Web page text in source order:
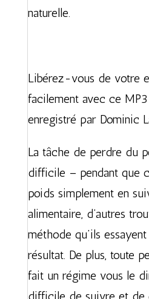
naturelle.
Libérez-vous de votre
facilement avec ce MP3
enregistré par Dominic
La tâche de perdre du
difficile – pendant que
poids simplement en
alimentaire, d’autres
méthode qu’ils
résultat. De plus, toute
fait un régime vous le
difficile de suivre et de